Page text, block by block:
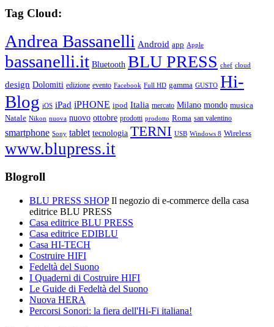
Tag Cloud:
Andrea Bassanelli Android app Apple
bassanelli.it Bluetooth BLU PRESS chef cloud
design Dolomiti edizione evento Facebook Full HD gamma GUSTO Hi-
Blog iOS iPad iPHONE ipod Italia mercato Milano mondo musica
Natale Nikon nuova nuovo ottobre prodotti prodotto Roma san valentino
smartphone Sony tablet tecnologia TERNI USB Windows 8 Wireless
www.blupress.it
Blogroll
BLU PRESS SHOPIl negozio di e-commerce della casa
editrice BLU PRESS
Casa editrice BLU PRESS
Casa editrice EDIBLU
Casa HI-TECH
Costruire HIFI
Fedeltà del Suono
I Quaderni di Costruire HIFI
Le Guide di Fedeltà del Suono
Nuova HERA
Percorsi Sonori: la fiera dell'Hi-Fi italiana!